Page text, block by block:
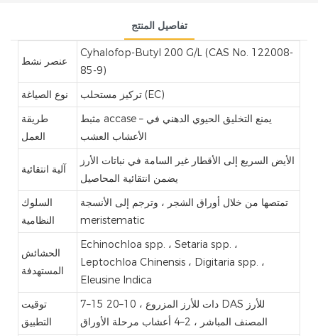
تفاصيل المنتج
عنصر نشط
Cyhalofop-Butyl 200 G/L (CAS No. 122008-
85-9)
نوع الصياغة
تركيز مستحلب (EC)
طريقة
العمل
مثبط accase – يمنع التخليق الحيوي الدهني في
الأعشاب العشب
آلية انتقائية
الأيض السريع إلى الأقطار غير السامة في نباتات الأرز
يضمن انتقائية المحاصيل
السلوك
النظامية
تمتصها من خلال أوراق الشجر ، وترجم إلى الأنسجة
meristematic
الحشائش
المستهدفة
Echinochloa spp. ، Setaria spp. ،
Leptochloa Chinensis ، Digitaria spp. ،
Eleusine Indica
توقيت
التطبيق
7–15 دات للأرز المزروع ، 10–20 DAS للأرز
المصنف المباشر ، 2–4 أعشاب مرحلة الأوراق